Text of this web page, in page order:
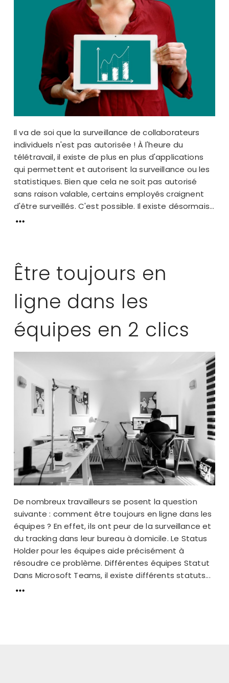
Il va de soi que la surveillance de collaborateurs
individuels n'est pas autorisée ! À l'heure du
télétravail, il existe de plus en plus d'applications
qui permettent et autorisent la surveillance ou les
statistiques. Bien que cela ne soit pas autorisé
sans raison valable, certains employés craignent
d'être surveillés. C'est possible. Il existe désormais...
Être toujours en
ligne dans les
équipes en 2 clics
De nombreux travailleurs se posent la question
suivante : comment être toujours en ligne dans les
équipes ? En effet, ils ont peur de la surveillance et
du tracking dans leur bureau à domicile. Le Status
Holder pour les équipes aide précisément à
résoudre ce problème. Différentes équipes Statut
Dans Microsoft Teams, il existe différents statuts...